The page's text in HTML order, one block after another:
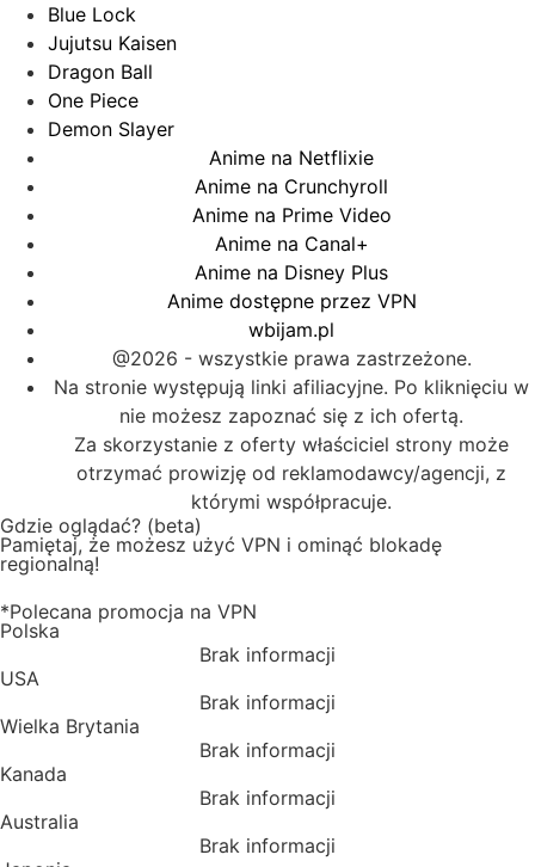
Blue Lock
Jujutsu Kaisen
Dragon Ball
One Piece
Demon Slayer
Anime na Netflixie
Anime na Crunchyroll
Anime na Prime Video
Anime na Canal+
Anime na Disney Plus
Anime dostępne przez VPN
wbijam.pl
@2026 - wszystkie prawa zastrzeżone.
Na stronie występują linki afiliacyjne. Po kliknięciu w
nie możesz zapoznać się z ich ofertą.
Za skorzystanie z oferty właściciel strony może
otrzymać prowizję od reklamodawcy/agencji, z
którymi współpracuje.
Gdzie oglądać? (beta)
Pamiętaj, że możesz użyć VPN i ominąć blokadę
regionalną!
*Polecana promocja na VPN
Polska
Brak informacji
USA
Brak informacji
Wielka Brytania
Brak informacji
Kanada
Brak informacji
Australia
Brak informacji